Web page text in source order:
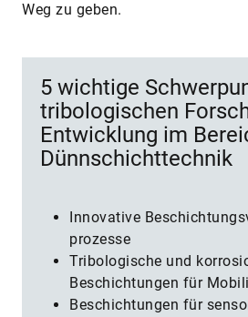
Weg zu geben.
5 wichtige
tribologischen
Entwicklung im
Dünnschichttechnik
Innovative
prozesse
Tribologische und
Beschichtungen für
Beschichtungen für